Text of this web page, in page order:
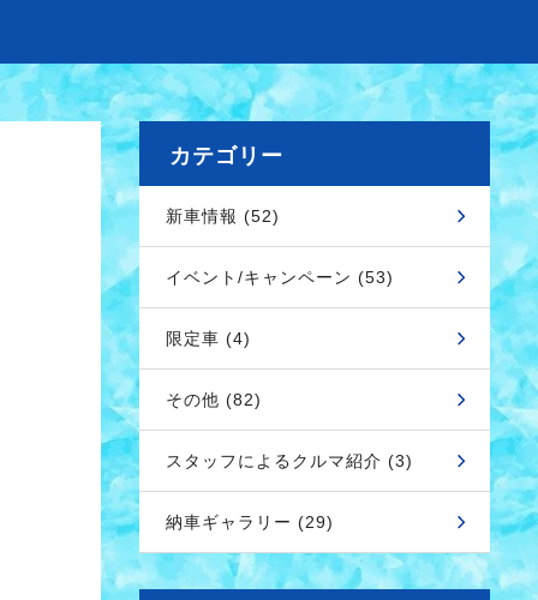
カテゴリー
新車情報 (52)
イベント/キャンペーン (53)
限定車 (4)
その他 (82)
スタッフによるクルマ紹介 (3)
納車ギャラリー (29)